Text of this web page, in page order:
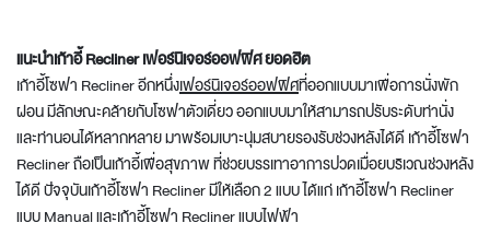
แนะนำเก้าอี้ Reclinerเฟอร์นิเจอร์ออฟฟิศยอดฮิต
เก้าอี้โซฟา Recliner อีกหนึ่งเฟอร์นิเจอร์ออฟฟิศที่ออกแบบมาเพื่อการนั่งพัก
ผ่อน มีลักษณะคล้ายกับโซฟาตัวเดี่ยว ออกแบบมาให้สามารถปรับระดับท่านั่ง
และท่านอนได้หลากหลาย มาพร้อมเบาะนุ่มสบายรองรับช่วงหลังได้ดี เก้าอี้โซฟา
Recliner ถือเป็นเก้าอี้เพื่อสุขภาพ ที่ช่วยบรรเทาอาการปวดเมื่อยบริเวณช่วงหลัง
ได้ดี ปัจจุบันเก้าอี้โซฟา Recliner มีให้เลือก 2 แบบ ได้แก่ เก้าอี้โซฟา Recliner
แบบ Manual และเก้าอี้โซฟา Recliner แบบไฟฟ้า